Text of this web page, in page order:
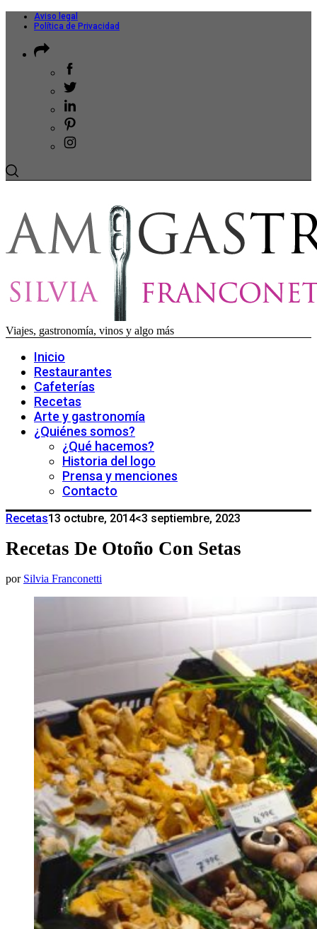
Aviso legal
Política de Privacidad
Viajes, gastronomía, vinos y algo más
Inicio
Restaurantes
Cafeterías
Recetas
Arte y gastronomía
¿Quiénes somos?
¿Qué hacemos?
Historia del logo
Prensa y menciones
Contacto
Recetas13 octubre, 2014<3 septiembre, 2023
Recetas De Otoño Con Setas
por Silvia Franconetti